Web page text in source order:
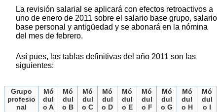
La revisión salarial se aplicará con efectos retroactivos a
uno de enero de 2011 sobre el salario base grupo, salario
base personal y antigüedad y se abonará en la nómina
del mes de febrero.
Así pues, las tablas definitivas del año 2011 son las
siguientes:
Grupo
profesio
nal
Mó
dul
o A
Mó
dul
o B
Mó
dul
o C
Mó
dul
o D
Mó
dul
o E
Mó
dul
o F
Mó
dul
o G
Mó
dul
o H
Mó
dul
o I